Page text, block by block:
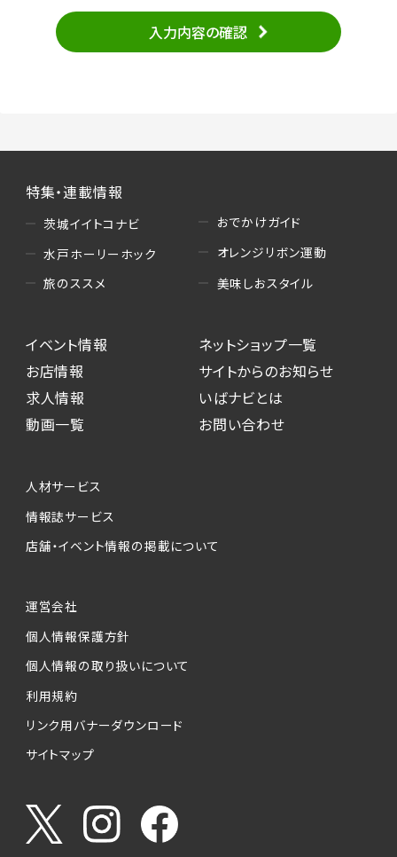
せの内容確認、返答
・当サービスの品質改善
・読者プレゼント、アンケート等、当サービスが実
施するキャンペーンの抽選、当選者への連絡及
び発送 ・ユーザーの趣向や属性情報等の分析
（5）広告主への問い合わせ・応募等への対応
・本サービスを通じて求人広告に応募した際の
選考に関する連絡
・本サービスを通じて店舗への来店予約を登録
した際の内容確認、返答
本サービスが収集する個人情報は、ご本人の意
ービスの実施にあたりそれぞれ必要となる項目
を入力いただかない場合は、各々のサービスを
個人情報の第三者への提供について
当社は、以下の提供先に対して個人情報を提供
します。
(1)お客様が求人応募フォームより個人情報を
送信した事業主（広告主）への提供
お客様が求職活動・応募等を行った企業による
うやりとり・情報提供（採否・合否の検討を含み
ます）
入力内容の確認
特集・連載情報
茨城イイトコナビ
水戸ホーリーホック
旅のススメ
おでかけガイド
オレンジリボン運動
美味しおスタイル
イベント情報
お店情報
求人情報
動画一覧
ネットショップ一覧
サイトからのお知らせ
いばナビとは
お問い合わせ
人材サービス
情報誌サービス
店舗・イベント情報の掲載について
運営会社
個人情報保護方針
個人情報の取り扱いについて
利用規約
リンク用バナーダウンロード
サイトマップ